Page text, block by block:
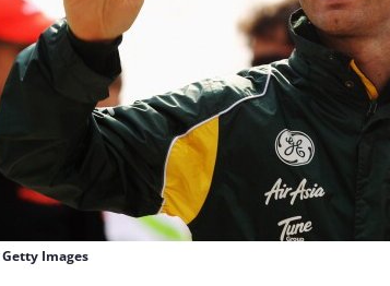
Getty Images